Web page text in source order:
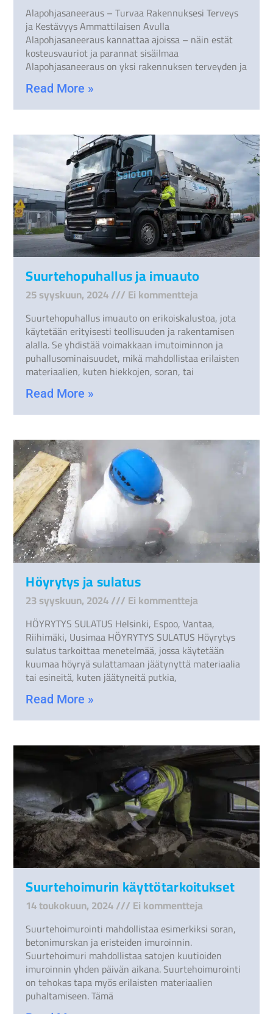
Alapohjasaneeraus – Turvaa Rakennuksesi Terveys
ja Kestävyys Ammattilaisen Avulla
Alapohjasaneeraus kannattaa ajoissa – näin estät
kosteusvauriot ja parannat sisäilmaa
Alapohjasaneeraus on yksi rakennuksen terveyden ja
Read More »
Suurtehopuhallus ja imuauto
25 syyskuun, 2024 Ei kommentteja
Suurtehopuhallus imuauto on erikoiskalustoa, jota
käytetään erityisesti teollisuuden ja rakentamisen
alalla. Se yhdistää voimakkaan imutoiminnon ja
puhallusominaisuudet, mikä mahdollistaa erilaisten
materiaalien, kuten hiekkojen, soran, tai
Read More »
Höyrytys ja sulatus
23 syyskuun, 2024 Ei kommentteja
HÖYRYTYS SULATUS Helsinki, Espoo, Vantaa,
Riihimäki, Uusimaa HÖYRYTYS SULATUS Höyrytys
sulatus tarkoittaa menetelmää, jossa käytetään
kuumaa höyryä sulattamaan jäätynyttä materiaalia
tai esineitä, kuten jäätyneitä putkia,
Read More »
Suurtehoimurin käyttötarkoitukset
14 toukokuun, 2024 Ei kommentteja
Suurtehoimurointi mahdollistaa esimerkiksi soran,
betonimurskan ja eristeiden imuroinnin.
Suurtehoimuri mahdollistaa satojen kuutioiden
imuroinnin yhden päivän aikana. Suurtehoimurointi
on tehokas tapa myös erilaisten materiaalien
puhaltamiseen. Tämä